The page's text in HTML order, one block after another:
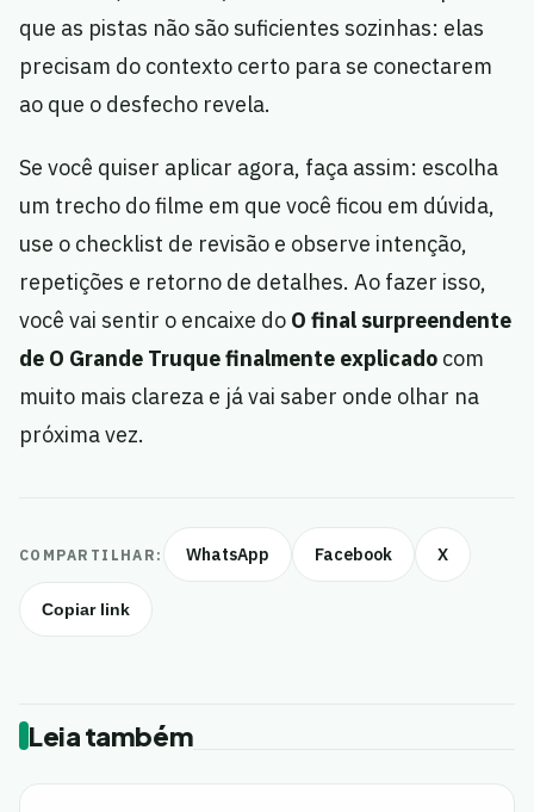
que as pistas não são suficientes sozinhas: elas
precisam do contexto certo para se conectarem
ao que o desfecho revela.
Se você quiser aplicar agora, faça assim: escolha
um trecho do filme em que você ficou em dúvida,
use o checklist de revisão e observe intenção,
repetições e retorno de detalhes. Ao fazer isso,
você vai sentir o encaixe do O final surpreendente
de O Grande Truque finalmente explicado com
muito mais clareza e já vai saber onde olhar na
próxima vez.
COMPARTILHAR: WhatsApp Facebook X
Copiar link
Leia também